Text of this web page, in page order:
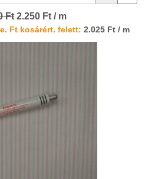
Ft 2.250 Ft / m
Ft kosárért. felett: 2.025 Ft / m